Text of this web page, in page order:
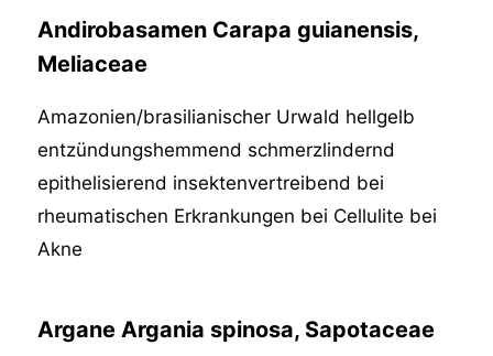
Andirobasamen Carapa guianensis,
Meliaceae
Amazonien/brasilianischer Urwald hellgelb
entzündungshemmend schmerzlindernd
epithelisierend insektenvertreibend bei
rheumatischen Erkrankungen bei Cellulite bei
Akne
Argane Argania spinosa, Sapotaceae